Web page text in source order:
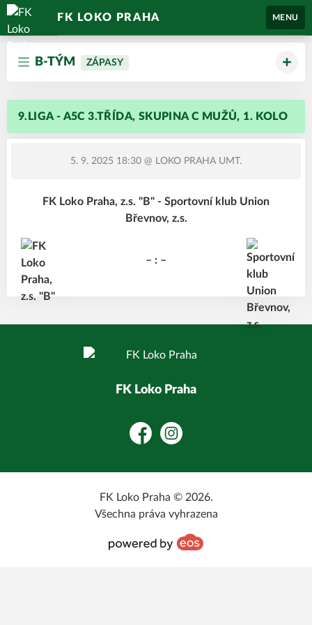
FK LOKO PRAHA MENU
B-TÝM ZÁPASY
9.LIGA - A5C 3.TŘÍDA, SKUPINA C MUŽŮ, 1. KOLO
5. 9. 2025 18:30 @ LOKO PRAHA UMT.
FK Loko Praha, z.s. "B" - Sportovní klub Union
Břevnov, z.s.
– : –
FK Loko Praha
FacebookInstagram
FK Loko Praha © 2026.
Všechna práva vyhrazena